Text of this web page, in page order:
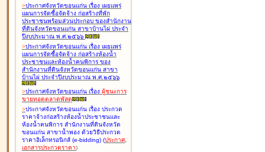
>ประกาศจังหวัดขอนแก่น เรื่อง เผยแพร่
แผนการจัดซื้อจัดจ้าง ก่อสร้างที่พัก
ประชาชนพร้อมส่วนประกอบ ของสำนักงาน
ที่ดินจังหวัดขอนแก่น สาขาบ้านไผ่ ประจำ
ปีงบประมาณ พ.ศ.๒๕๖๖
>ประกาศจังหวัดขอนแก่น เรื่อง เผยแพร่
แผนการจัดซื้อจัดจ้าง ก่อสร้างห้องน้ำ
ประชาชนและห้องน้ำคนพิการ ของ
สำนักงานที่ดินจังหวัดขอนแก่น สาขา
บ้านไผ่ ประจำปีงบประมาณ พ.ศ.๒๕๖๖
>ประกาศจังหวัดขอนแก่น เรื่อง ผู้ชนะการ
ขายทอดตลาดพัสดุ
>ประกาศจังหวัดขอนแก่น เรื่อง ประกวด
ราคาจ้างก่อสร้างห้องน้ำประชาชนและ
ห้องน้ำคนพิการ สำนักงานที่ดินจังหวัด
ขอนแก่น สาขาน้ำพอง ด้วยวิธีประกวด
ราคาอิเล็กทรอนิกส์ (e-bidding) (ประกาศ,
เอกสารประกวดราคา)